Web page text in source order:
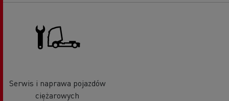
Serwis i naprawa pojazdów
ciężarowych